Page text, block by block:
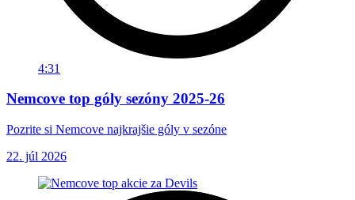
4:31
Nemcove top góly sezóny 2025-26
Pozrite si Nemcove najkrajšie góly v sezóne
22. júl 2026